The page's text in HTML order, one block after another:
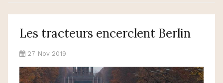
Les tracteurs encerclent Berlin
27 Nov 2019